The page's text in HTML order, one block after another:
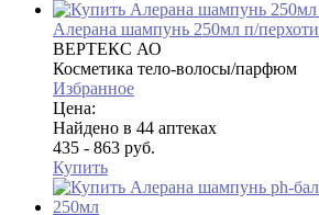
Алерана шампунь 250мл п/перхоти
ВЕРТЕКС АО
Косметика тело-волосы/парфюм
Избранное
Цена:
Найдено в 44 аптеках
435 - 863 руб.
Купить